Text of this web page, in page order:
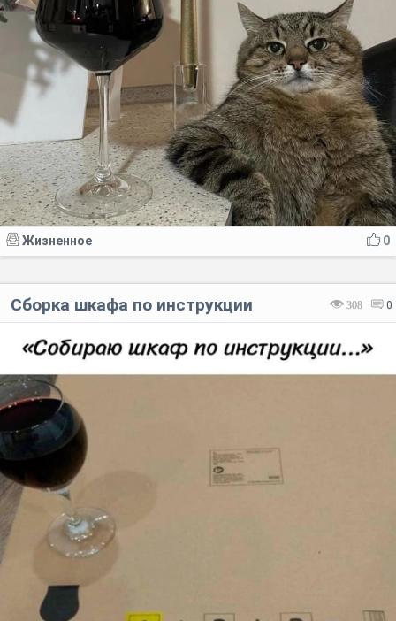
0
Жизненное
308 0
Сборка шкафа по инструкции